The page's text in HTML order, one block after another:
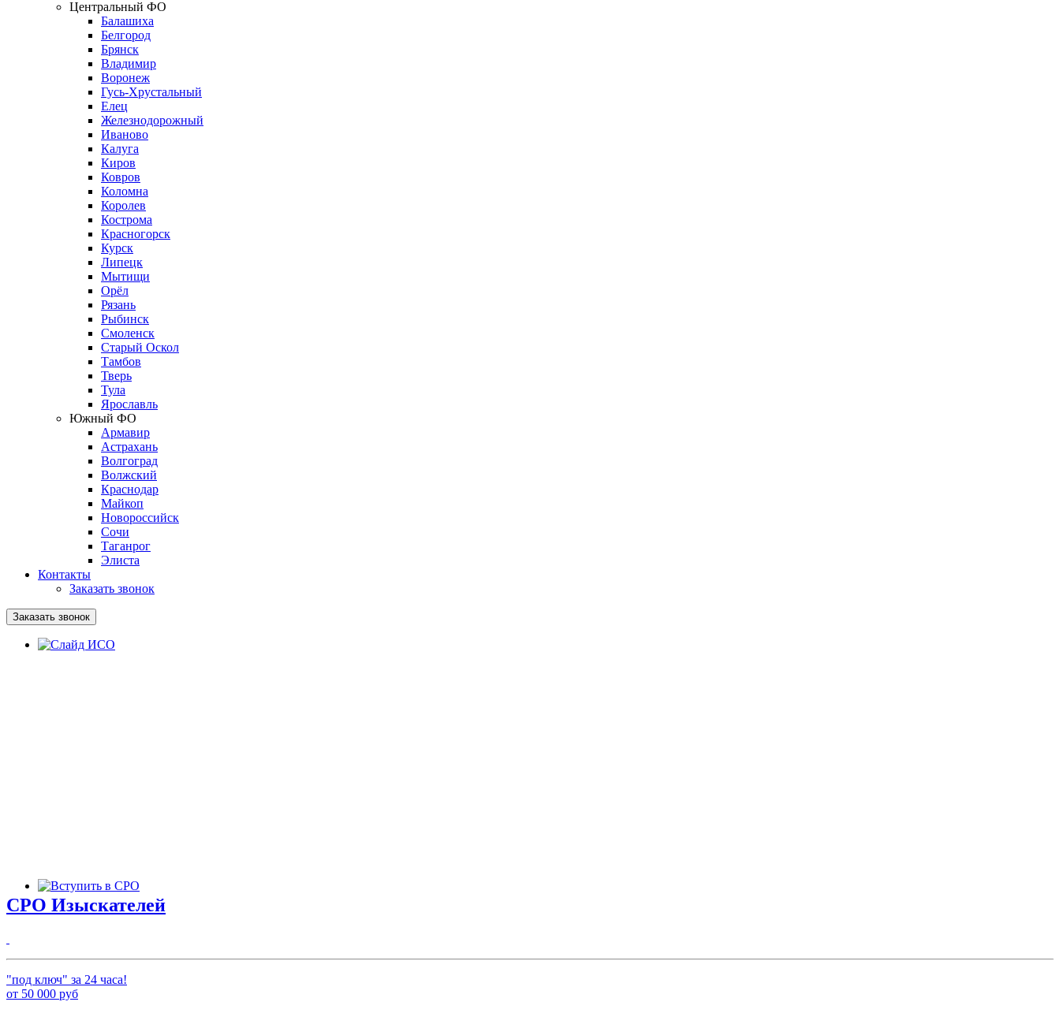
Центральный ФО
Балашиха
Белгород
Брянск
Владимир
Воронеж
Гусь-Хрустальный
Елец
Железнодорожный
Иваново
Калуга
Киров
Ковров
Коломна
Королев
Кострома
Красногорск
Курск
Липецк
Мытищи
Орёл
Рязань
Рыбинск
Смоленск
Старый Оскол
Тамбов
Тверь
Тула
Ярославль
Южный ФО
Армавир
Астрахань
Волгоград
Волжский
Краснодар
Майкоп
Новороссийск
Сочи
Таганрог
Элиста
Контакты
Заказать звонок
Заказать звонок
СРО Изыскателей
"под ключ" за 24 часа!
от 50 000 руб